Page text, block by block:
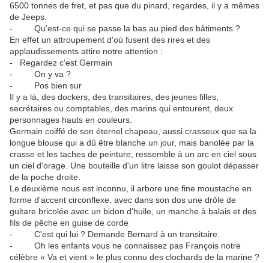
6500 tonnes de fret, et pas que du pinard, regardes, il y a mêmes
de Jeeps.
- Qu'est-ce qui se passe la bas au pied des bâtiments ?
En effet un attroupement d'où fusent des rires et des
applaudissements attire notre attention :
- Regardez c'est Germain
- On y va ?
- Pos bien sur
Il y a là, des dockers, des transitaires, des jeunes filles,
secrétaires ou comptables, des marins qui entourent, deux
personnages hauts en couleurs.
Germain coiffé de son éternel chapeau, aussi crasseux que sa la
longue blouse qui a dû être blanche un jour, mais bariolée par la
crasse et les taches de peinture, ressemble à un arc en ciel sous
un ciel d'orage. Une bouteille d'un litre laisse son goulot dépasser
de la poche droite.
Le deuxième nous est inconnu, il arbore une fine moustache en
forme d'accent circonflexe, avec dans son dos une drôle de
guitare bricolée avec un bidon d'huile, un manche à balais et des
fils de pêche en guise de corde
- C'est qui lui ? Demande Bernard à un transitaire.
- Oh les enfants vous ne connaissez pas François notre
célèbre « Va et vient » le plus connu des clochards de la marine ?